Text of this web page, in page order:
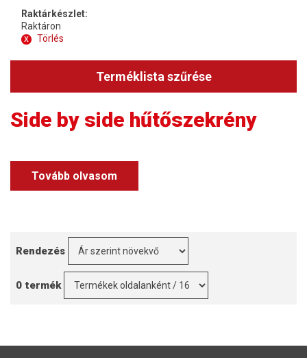
Raktárkészlet:
Raktáron
x
Törlés
Terméklista szűrése
Side by side hűtőszekrény
Tovább olvasom
Rendezés
0 termék